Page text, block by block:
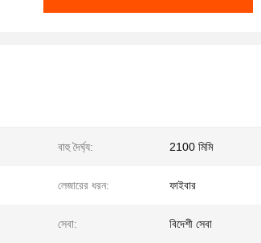
বাহু দৈর্ঘ্য: 2100 মিমি
লেজারের ধরন: ফাইবার
সেবা: বিদেশী সেবা